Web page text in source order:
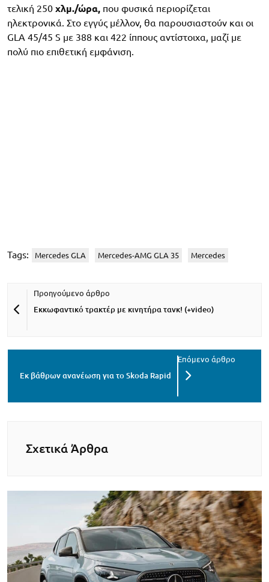
τελική 250 χλμ./ώρα, που φυσικά περιορίζεται
ηλεκτρονικά. Στο εγγύς μέλλον, θα παρουσιαστούν και οι
GLA 45/45 S με 388 και 422 ίππους αντίστοιχα, μαζί με
πολύ πιο επιθετική εμφάνιση.
Tags: Mercedes GLA Mercedes-AMG GLA 35 Mercedes
Εκκωφαντικό τρακτέρ με κινητήρα τανκ! (+video)
Εκ βάθρων ανανέωση για το Skoda Rapid
Σχετικά Άρθρα